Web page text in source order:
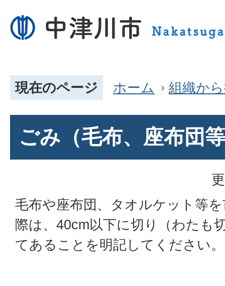
現在のページ ホーム 組織か
ごみ（毛布、座布団
毛布や座布団、タオルケット等
際は、40cm以下に切り（わたも
てあることを明記してください。